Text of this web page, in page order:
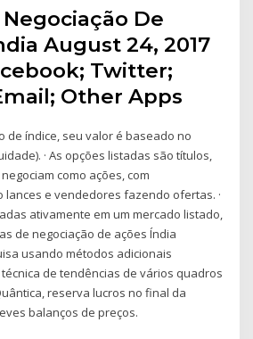
De
August 24, 2017
Twitter;
Other Apps
de índice, seu valor é baseado no
· As opções listadas são títulos,
como ações, com
e vendedores fazendo ofertas. ·
ativamente em um mercado listado,
de negociação de ações Índia
usando métodos adicionais
de tendências de vários quadros
reserva lucros no final da
balanços de preços.